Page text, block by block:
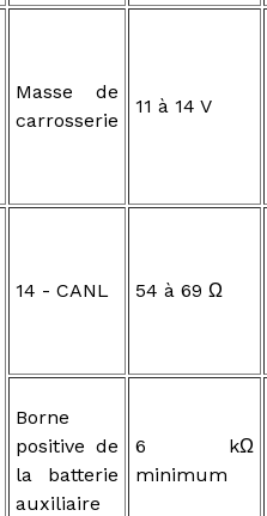
Masse de
carrosserie
11 à 14 V
14 - CANL 54 à 69 Ω
Borne
positive de
la batterie
auxiliaire
6 kΩ
minimum